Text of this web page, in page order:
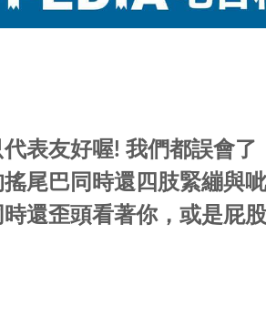
表友好喔! 我們都誤會
尾巴同時還四肢緊繃與
還歪頭看著你，或是屁